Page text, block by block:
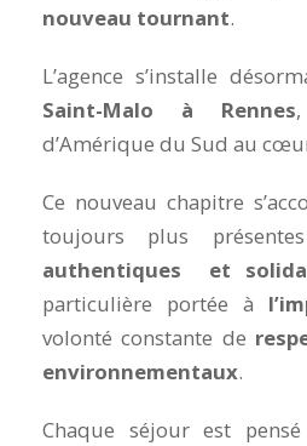
nouveau tournant.
L’agence s’installe
Saint-Malo à Rennes
d’Amérique du Sud au
Ce nouveau chapitre
toujours plus
authentiques et
particulière portée à
volonté constante de
environnementaux.
Chaque séjour est